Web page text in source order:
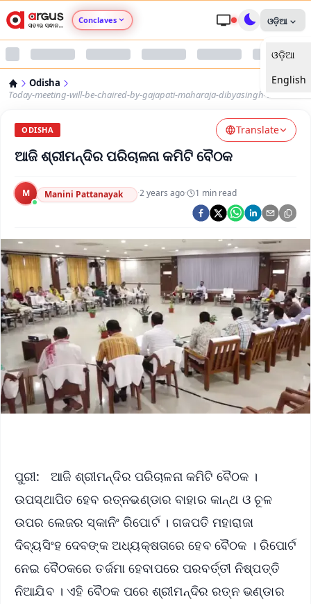
Conclaves
Argus Nari Shakti
Argus Health Connect
Argus Swaad Odisha
Argus Chalo Dekhein Apna Desh
ଓଡ଼ିଆ
ଓଡ଼ିଆ
English
Odisha
Today-meeting-will-be-chaired-by-gajapati-maharaja-dibyasingh-dev
ODISHA Translate
ଆଜି ଶ୍ରୀମନ୍ଦିର ପରିଚାଳନା କମିଟି ବୈଠକ
M Manini Pattanayak ·2 years ago· 1 min read
ପୁରୀ: ଆଜି ଶ୍ରୀମନ୍ଦିର ପରିଚାଳନା କମିଟି ବୈଠକ ।
ଉପସ୍ଥାପିତ ହେବ ରତ୍ନଭଣ୍ଡାର ବାହାର କାନ୍ଥ ଓ ଚୂଳ
ଉପର ଲେଜର ସ୍କାନିଂ ରିପୋର୍ଟ । ଗଜପତି ମହାରାଜା
ଦିବ୍ୟସିଂହ ଦେବଙ୍କ ଅଧ୍ୟକ୍ଷତାରେ ହେବ ବୈଠକ । ରିପୋର୍ଟ
ନେଇ ବୈଠକରେ ତର୍ଜମା ହେବାପରେ ପରବର୍ତ୍ତୀ ନିଷ୍ପତ୍ତି
ନିଆଯିବ । ଏହି ବୈଠକ ପରେ ଶ୍ରୀମନ୍ଦିର ରତ୍ନ ଭଣ୍ଡାର